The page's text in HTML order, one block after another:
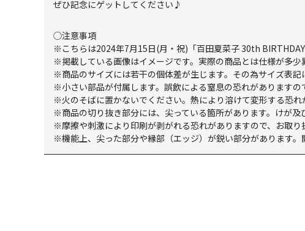
ぜひ記念にゲットしてください♪
◯注意事項
※こちらは2024年7月15日(月・祝)「百田夏菜子 30th BIRTHDAY
※掲載している画像はイメージです。実際の商品とは仕様が多少
※商品のサイズには若干の個体差が生じます。その為サイズ表記
※小さい部品が付属します。誤飲による窒息の恐れがありますの
※火のそばに置かないでください。熱により溶けて変形する恐れ
※商品の切り抜き部分には、尖っている箇所があります。けが
※摩擦や刺激により印刷が剥がれる恐れがありますので、お取り
※機能上、尖った部分や縁部（エッジ）が鋭い部分があります。